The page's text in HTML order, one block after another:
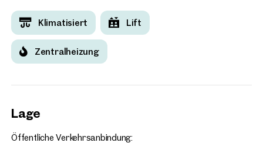
Klimatisiert Lift
Zentralheizung
Lage
Öffentliche Verkehrsanbindung: